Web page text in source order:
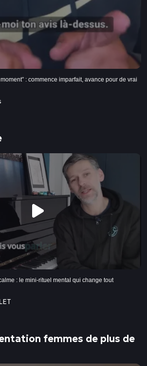
: commence imparfait, avance pour de vrai
: le mini-rituel mental qui change tout
femmes de plus de